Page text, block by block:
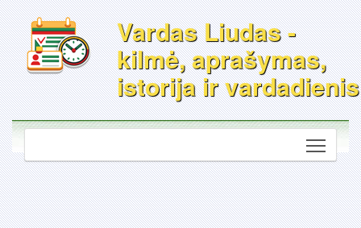
Vardas Liudas -
kilmė, aprašymas,
istorija ir vardadienis